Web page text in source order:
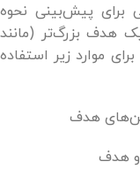
برای پیش‌بینی نحوه
هدف بزرگ‌تر (مانند
موارد زیر استفاده
هدف
و هدف